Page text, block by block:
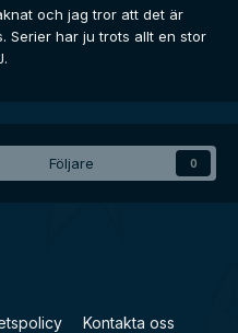
och jag tror att det är
Serier har ju trots allt en stor
Följare 0
Kontakta oss